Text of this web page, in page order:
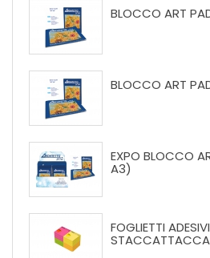
BLOCCO ART
BLOCCO ART
EXPO BLOCCO
A3)
FOGLIETTI
STACCATTACCA